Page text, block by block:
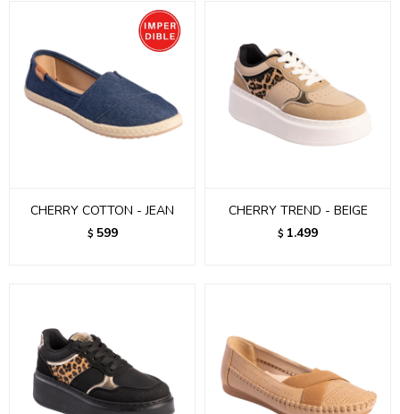
CHERRY COTTON - JEAN
$ 599
CHERRY TREND - BEIGE
$ 1.499